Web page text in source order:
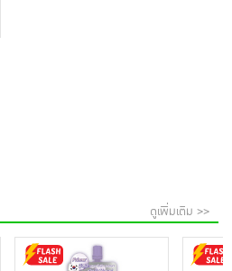
ดูเพิ่มเติม >>